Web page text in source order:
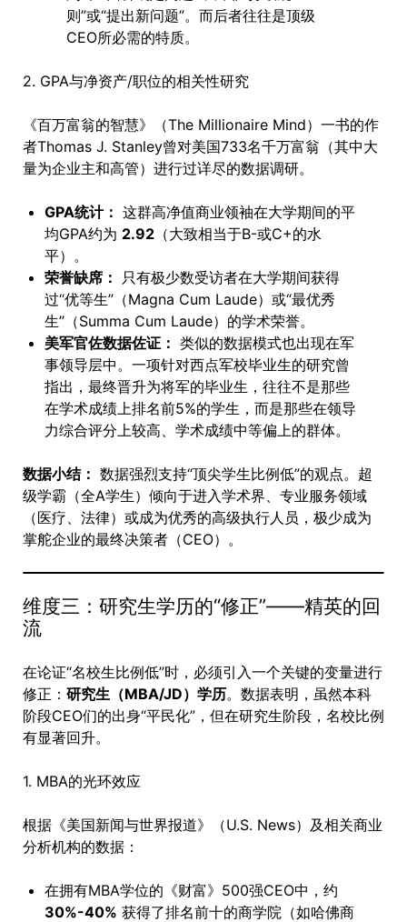
则”或“提出新问题”。而后者往往是顶级
CEO所必需的特质。
2. GPA与净资产/职位的相关性研究
《百万富翁的智慧》（The Millionaire Mind）一书的作
者Thomas J. Stanley曾对美国733名千万富翁（其中大
量为企业主和高管）进行过详尽的数据调研。
GPA统计： 这群高净值商业领袖在大学期间的平
均GPA约为 2.92（大致相当于B-或C+的水
平）。
荣誉缺席：
只有极少数受访者在大学期间获得
过“优等生”（Magna Cum Laude）或“最优秀
生”（Summa Cum Laude）的学术荣誉。
美军官佐数据佐证： 类似的数据模式也出现在军
事领导层中。一项针对西点军校毕业生的研究曾
指出，最终晋升为将军的毕业生，往往不是那些
在学术成绩上排名前5%的学生，而是那些在领导
力综合评分上较高、学术成绩中等偏上的群体。
数据小结： 数据强烈支持“顶尖学生比例低”的观点。超
级学霸（全A学生）倾向于进入学术界、专业服务领域
（医疗、法律）或成为优秀的高级执行人员，极少成为
掌舵企业的最终决策者（CEO）。
维度三：研究生学历的“修正”——精英的回
流
在论证“名校生比例低”时，必须引入一个关键的变量进行
修正： 研究生（MBA/JD）学历。数据表明，虽然本科
阶段CEO们的出身“平民化”，但在研究生阶段，名校比例
有显著回升。
1. MBA的光环效应
根据《美国新闻与世界报道》（U.S. News）及相关商业
分析机构的数据：
在拥有MBA学位的《财富》500强CEO中，约
30%-40% 获得了排名前十的商学院（如哈佛商